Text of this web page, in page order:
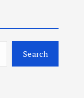
Search